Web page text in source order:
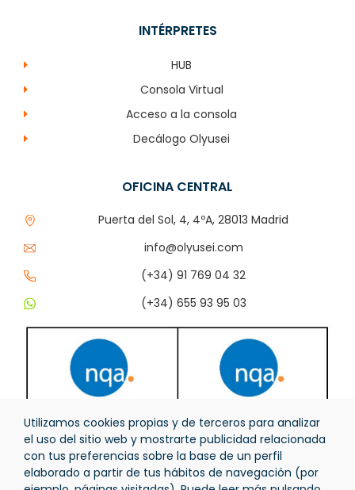
INTÉRPRETES
HUB
Consola Virtual
Acceso a la consola
Decálogo Olyusei
OFICINA CENTRAL
Puerta del Sol, 4, 4ºA, 28013 Madrid
info@olyusei.com
(+34) 91 769 04 32
(+34) 655 93 95 03
Utilizamos cookies propias y de terceros para analizar
el uso del sitio web y mostrarte publicidad relacionada
con tus preferencias sobre la base de un perfil
elaborado a partir de tus hábitos de navegación (por